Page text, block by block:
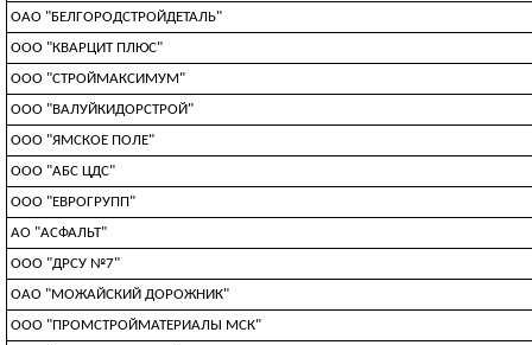
ОАО "БЕЛГОРОДСТРОЙДЕТАЛЬ"
ООО "КВАРЦИТ ПЛЮС"
ООО "СТРОЙМАКСИМУМ"
ООО "ВАЛУЙКИДОРСТРОЙ"
ООО "ЯМСКОЕ ПОЛЕ"
ООО "АБС ЦДС"
ООО "ЕВРОГРУПП"
АО "АСФАЛЬТ"
ООО "ДРСУ №7"
ОАО "МОЖАЙСКИЙ ДОРОЖНИК"
ООО "ПРОМСТРОЙМАТЕРИАЛЫ МСК"